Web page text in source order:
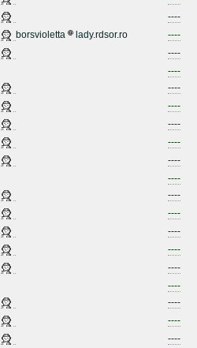
----
borsvioletta lady.rdsor.ro ----
----
----
----
----
----
----
----
----
----
----
----
----
----
----
----
----
----